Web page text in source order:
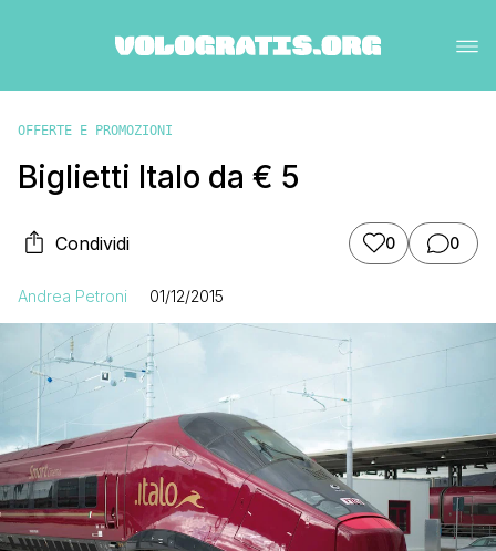
OFFERTE E PROMOZIONI
Biglietti Italo da € 5
Condividi 0 0
Andrea Petroni 01/12/2015